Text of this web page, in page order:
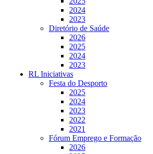
2024
2023
Diretório de Saúde
2026
2025
2024
2023
RL Iniciativas
Festa do Desporto
2025
2024
2023
2022
2021
Fórum Emprego e Formação
2026